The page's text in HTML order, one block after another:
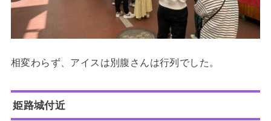
相変わらず、アイスは別腹さんは行列でした。
姫路城付近